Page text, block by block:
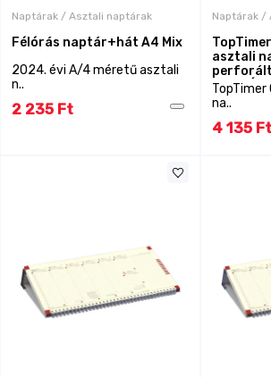
Naptárak / Asztali naptárak
Félórás naptár+hát A4 Mix
2024. évi A/4 méretű asztali
n..
2 235 Ft
Naptárak /
asztali
BORDÓ
na..
4 135 Ft